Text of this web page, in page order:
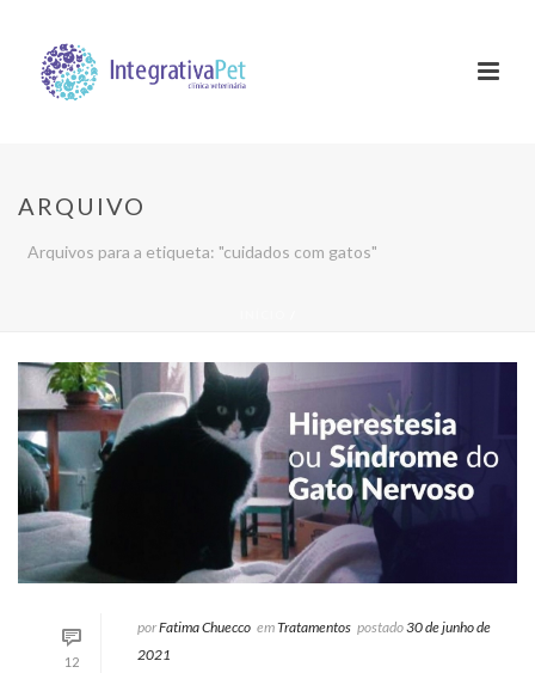
ARQUIVO
Arquivos para a etiqueta: "cuidados com gatos"
12
porFatima Chuecco emTratamentos postado30 de junho de
2021